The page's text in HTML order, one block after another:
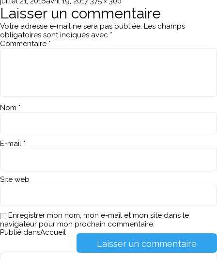
leLaisser un commentaire
Votre adresse e-mail ne sera pas publiée. Les champs
obligatoires sont indiqués avec *
Commentaire *
Nom *
E-mail *
Site web
Enregistrer mon nom, mon e-mail et mon site dans le
navigateur pour mon prochain commentaire.
Navigation
Publié dansAccueil